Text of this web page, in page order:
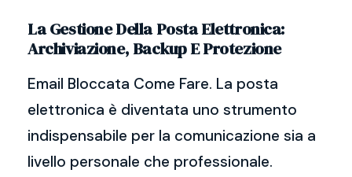
La Gestione Della Posta Elettronica:
Archiviazione, Backup E Protezione
Email Bloccata Come Fare. La posta
elettronica è diventata uno strumento
indispensabile per la comunicazione sia a
livello personale che professionale.